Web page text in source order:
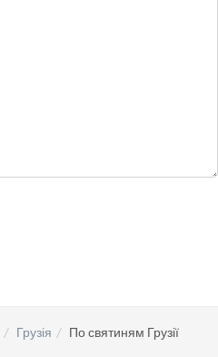
Грузія По святиням Грузії